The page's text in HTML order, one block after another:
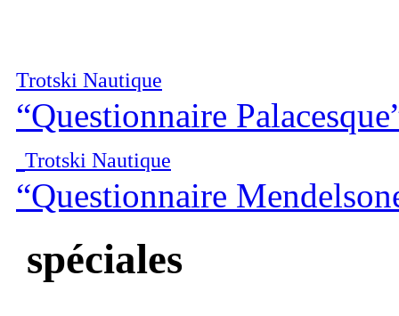
Trotski Nautique
“Questionnaire
Trotski Nautique
“Questionnaire
spéciales